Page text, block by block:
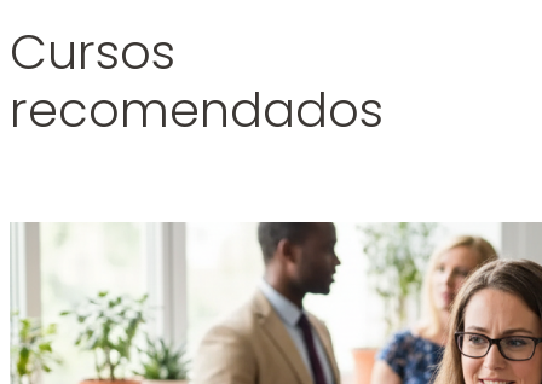
Cursos
recomendados